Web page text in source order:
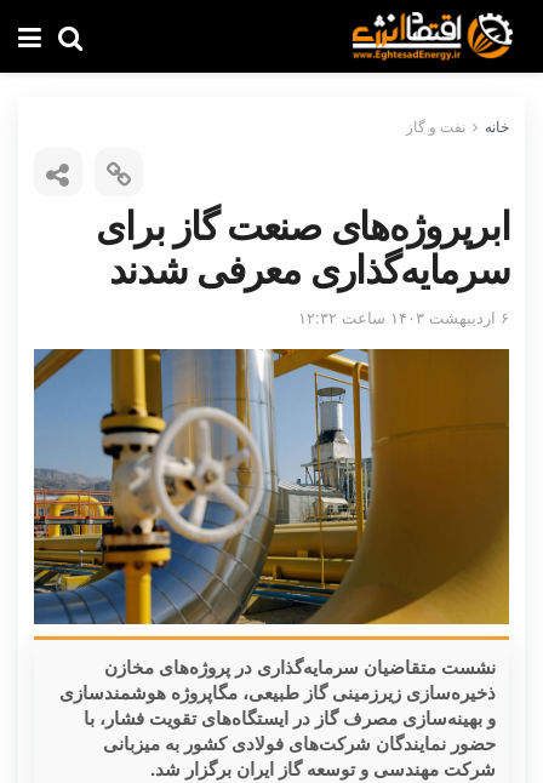
خانه نفت و گاز
ابرپروژه‌های صنعت گاز برای
سرمایه‌گذاری معرفی شدند
۶ اردیبهشت ۱۴۰۳ ساعت ۱۲:۳۲
نشست متقاضیان سرمایه‌گذاری در پروژه‌های مخازن
ذخیره‌سازی زیرزمینی گاز طبیعی، مگاپروژه هوشمندسازی
و بهینه‌سازی مصرف گاز در ایستگاه‌های تقویت فشار، با
حضور نمایندگان شرکت‌های فولادی کشور به میزبانی
شرکت مهندسی و توسعه گاز ایران برگزار شد.